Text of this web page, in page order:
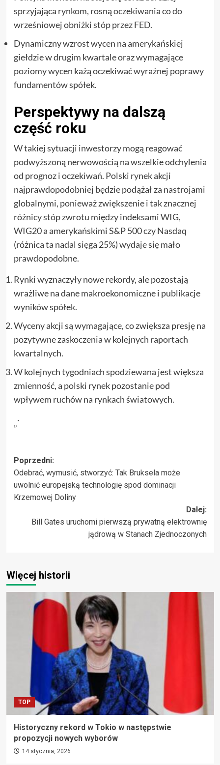
sprzyjająca rynkom, rosną oczekiwania co do
wrześniowej obniżki stóp przez FED.
Dynamiczny wzrost wycen na amerykańskiej
giełdzie w drugim kwartale oraz wymagające
poziomy wycen każą oczekiwać wyraźnej poprawy
fundamentów spółek.
Perspektywy na dalszą
część roku
W takiej sytuacji inwestorzy mogą reagować
podwyższoną nerwowością na wszelkie odchylenia
od prognoz i oczekiwań. Polski rynek akcji
najprawdopodobniej będzie podążał za nastrojami
globalnymi, ponieważ zwiększenie i tak znacznej
różnicy stóp zwrotu między indeksami WIG,
WIG20 a amerykańskimi S&P 500 czy Nasdaq
(różnica ta nadal sięga 25%) wydaje się mało
prawdopodobne.
Rynki wyznaczyły nowe rekordy, ale pozostają
wrażliwe na dane makroekonomiczne i publikacje
wyników spółek.
Wyceny akcji są wymagające, co zwiększa presję na
pozytywne zaskoczenia w kolejnych raportach
kwartalnych.
W kolejnych tygodniach spodziewana jest większa
zmienność, a polski rynek pozostanie pod
wpływem ruchów na rynkach światowych.
„`
Zobacz
wpisy
Poprzedni:
Odebrać, wymusić, stworzyć: Tak Bruksela może
uwolnić europejską technologię spod dominacji
Krzemowej Doliny
Dalej:
Bill Gates uruchomi pierwszą prywatną elektrownię
jądrową w Stanach Zjednoczonych
Więcej historii
TOP
Historyczny rekord w Tokio w następstwie
propozycji nowych wyborów
14 stycznia, 2026